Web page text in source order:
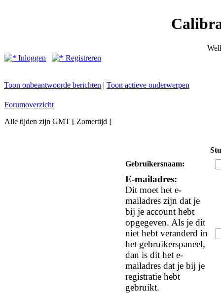
Inloggen
Registreren
Toon onbeantwoorde berichten | Toon actieve onderwerpen
Forumoverzicht
Alle tijden zijn GMT [ Zomertijd ]
Gebruikersnaam:
E-mailadres:
Dit moet het e-
mailadres zijn dat je
bij je account hebt
opgegeven. Als je dit
niet hebt veranderd in
het gebruikerspaneel,
dan is dit het e-
mailadres dat je bij je
registratie hebt
gebruikt.